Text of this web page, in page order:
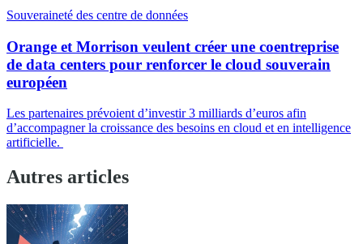
Souveraineté des centre de données
Orange et Morrison veulent créer une coentreprise
de data centers pour renforcer le cloud souverain
européen
Les partenaires prévoient d’investir 3 milliards d’euros afin
d’accompagner la croissance des besoins en cloud et en intelligence
artificielle.
Autres articles